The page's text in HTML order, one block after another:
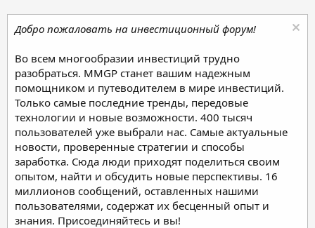
Добро пожаловать на инвестиционный форум!
Во всем многообразии инвестиций трудно
разобраться. MMGP станет вашим надежным
помощником и путеводителем в мире инвестиций.
Только самые последние тренды, передовые
технологии и новые возможности. 400 тысяч
пользователей уже выбрали нас. Самые актуальные
новости, проверенные стратегии и способы
заработка. Сюда люди приходят поделиться своим
опытом, найти и обсудить новые перспективы. 16
миллионов сообщений, оставленных нашими
пользователями, содержат их бесценный опыт и
знания. Присоединяйтесь и вы!